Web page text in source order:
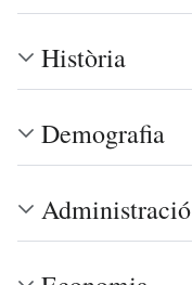
Història
Demografia
Administració